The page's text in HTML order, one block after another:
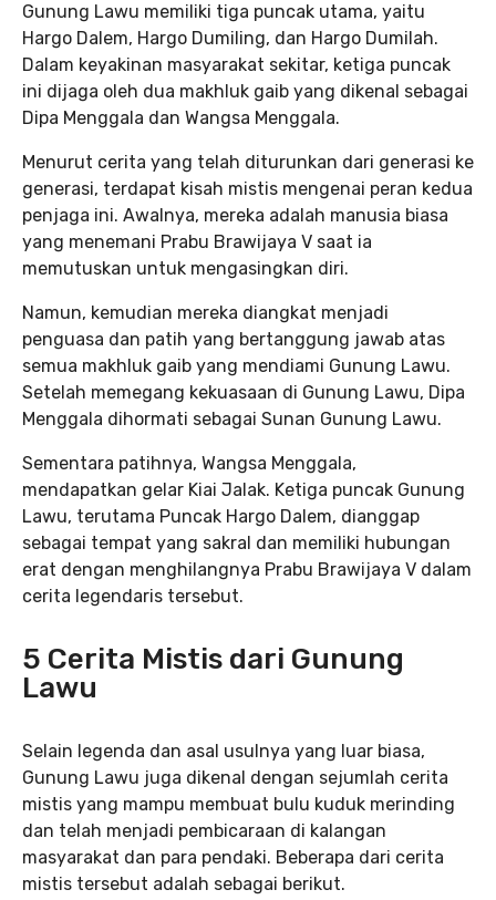
Gunung Lawu memiliki tiga puncak utama, yaitu
Hargo Dalem, Hargo Dumiling, dan Hargo Dumilah.
Dalam keyakinan masyarakat sekitar, ketiga puncak
ini dijaga oleh dua makhluk gaib yang dikenal sebagai
Dipa Menggala dan Wangsa Menggala.
Menurut cerita yang telah diturunkan dari generasi ke
generasi, terdapat kisah mistis mengenai peran kedua
penjaga ini. Awalnya, mereka adalah manusia biasa
yang menemani Prabu Brawijaya V saat ia
memutuskan untuk mengasingkan diri.
Namun, kemudian mereka diangkat menjadi
penguasa dan patih yang bertanggung jawab atas
semua makhluk gaib yang mendiami Gunung Lawu.
Setelah memegang kekuasaan di Gunung Lawu, Dipa
Menggala dihormati sebagai Sunan Gunung Lawu.
Sementara patihnya, Wangsa Menggala,
mendapatkan gelar Kiai Jalak. Ketiga puncak Gunung
Lawu, terutama Puncak Hargo Dalem, dianggap
sebagai tempat yang sakral dan memiliki hubungan
erat dengan menghilangnya Prabu Brawijaya V dalam
cerita legendaris tersebut.
5 Cerita Mistis dari Gunung
Lawu
Selain legenda dan asal usulnya yang luar biasa,
Gunung Lawu juga dikenal dengan sejumlah cerita
mistis yang mampu membuat bulu kuduk merinding
dan telah menjadi pembicaraan di kalangan
masyarakat dan para pendaki. Beberapa dari cerita
mistis tersebut adalah sebagai berikut.